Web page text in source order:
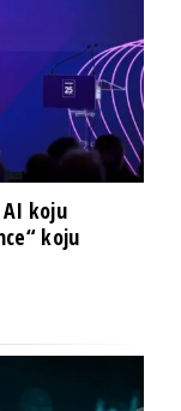
koju
koju